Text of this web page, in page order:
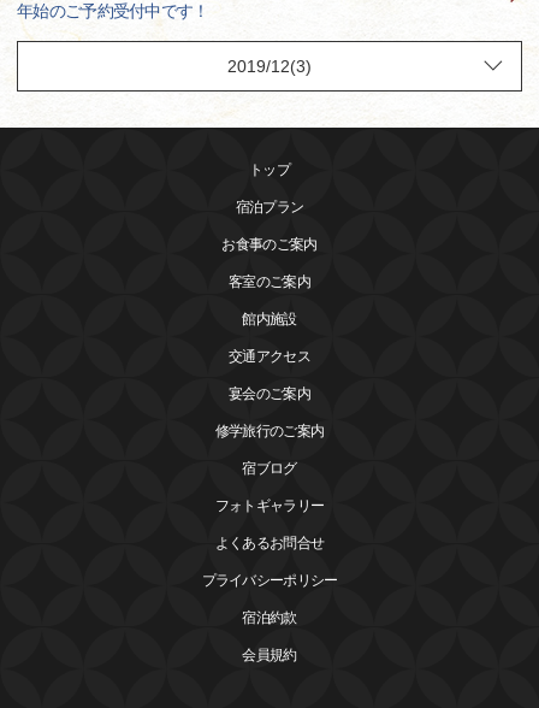
年始のご予約受付中です！
トップ
宿泊プラン
お食事のご案内
客室のご案内
館内施設
交通アクセス
宴会のご案内
修学旅行のご案内
宿ブログ
フォトギャラリー
よくあるお問合せ
プライバシーポリシー
宿泊約款
会員規約